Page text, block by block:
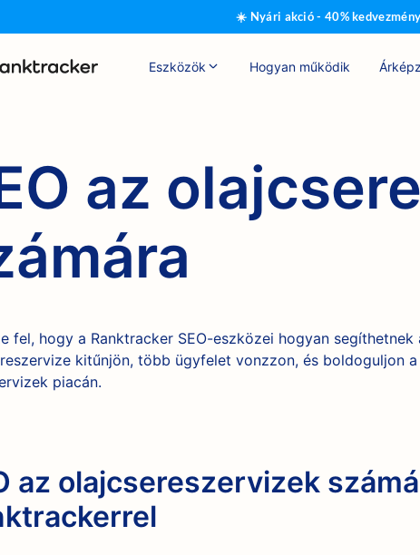
☀️ Nyári akció - 40%
Eszközök Hogyan működik
az
fel, hogy a Ranktracker SEO-eszközei hogyan segíthetnek
kitűnjön, több ügyfelet vonzzon, és boldoguljon
piacán.
az olajcsereszervizek